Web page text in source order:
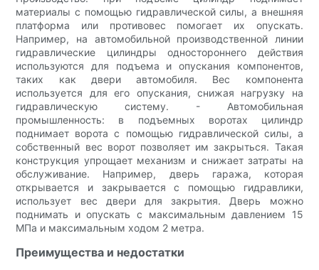
материалы с помощью гидравлической силы, а внешняя
платформа или противовес помогает их опускать.
Например, на автомобильной производственной линии
гидравлические цилиндры одностороннего действия
используются для подъема и опускания компонентов,
таких как двери автомобиля. Вес компонента
используется для его опускания, снижая нагрузку на
гидравлическую систему. - Автомобильная
промышленность: в подъемных воротах цилиндр
поднимает ворота с помощью гидравлической силы, а
собственный вес ворот позволяет им закрыться. Такая
конструкция упрощает механизм и снижает затраты на
обслуживание. Например, дверь гаража, которая
открывается и закрывается с помощью гидравлики,
использует вес двери для закрытия. Дверь можно
поднимать и опускать с максимальным давлением 15
МПа и максимальным ходом 2 метра.
Преимущества и недостатки